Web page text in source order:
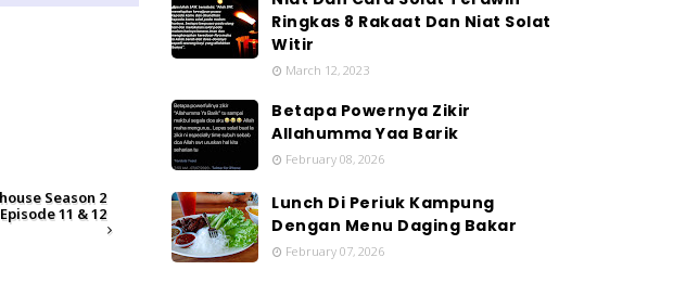
Season 2
Episode 11 & 12
Ringkas 8 Rakaat Dan Niat Solat
Witir
March 12, 2023
Betapa Powernya Zikir
Allahumma Yaa Barik
February 08, 2026
Lunch Di Periuk Kampung
Dengan Menu Daging Bakar
February 07, 2026